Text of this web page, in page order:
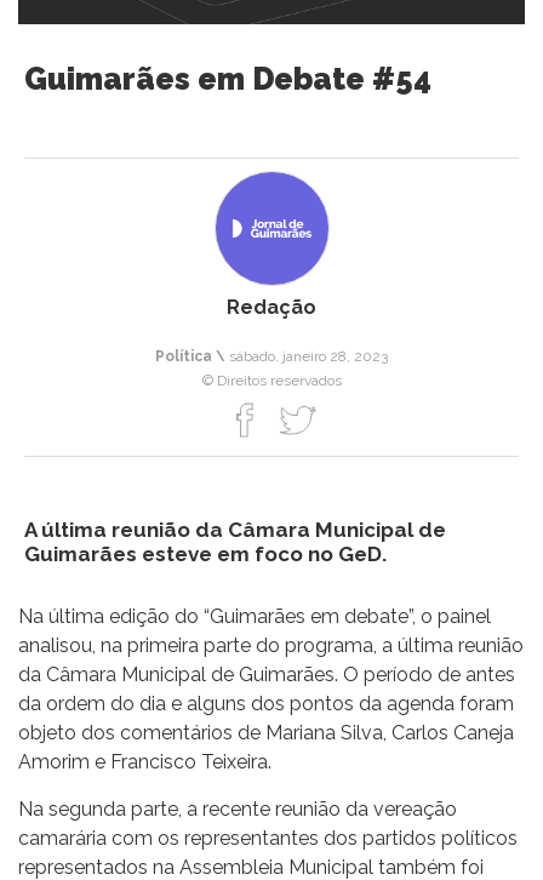
Guimarães em Debate #54
Redação
Política \ sábado, janeiro 28, 2023
© Direitos reservados
A última reunião da Câmara Municipal de
Guimarães esteve em foco no GeD.
Na última edição do “Guimarães em debate”, o painel
analisou, na primeira parte do programa, a última reunião
da Câmara Municipal de Guimarães. O período de antes
da ordem do dia e alguns dos pontos da agenda foram
objeto dos comentários de Mariana Silva, Carlos Caneja
Amorim e Francisco Teixeira.
Na segunda parte, a recente reunião da vereação
camarária com os representantes dos partidos políticos
representados na Assembleia Municipal também foi